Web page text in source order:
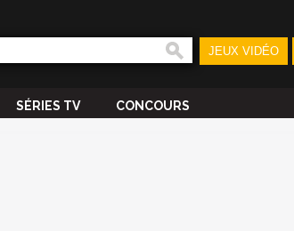
JEUX VIDÉO
SÉRIES TV CONCOURS